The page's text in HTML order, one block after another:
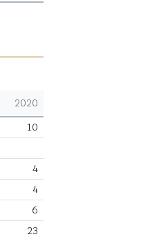
2020
10
4
4
6
23